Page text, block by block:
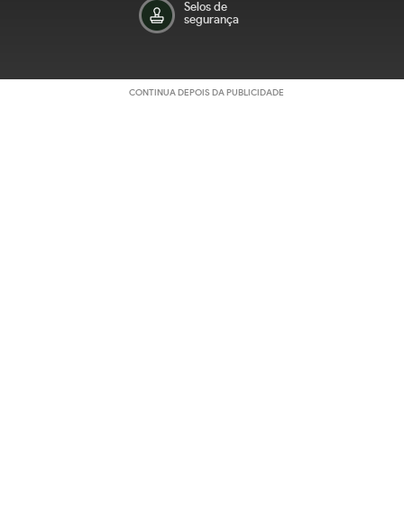
Selos de
segurança
CONTINUA DEPOIS DA PUBLICIDADE